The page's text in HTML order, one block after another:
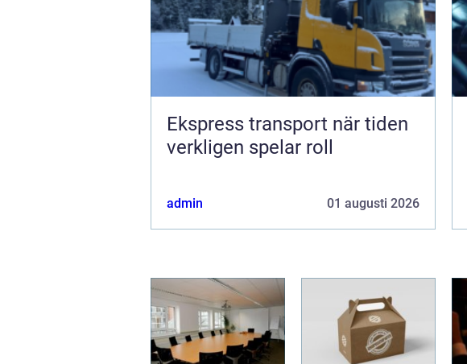
Ekspress transport när tiden
verkligen spelar roll
admin 01 augusti 2026